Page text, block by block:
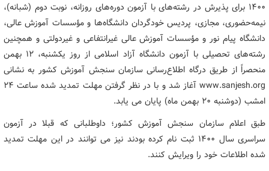
۱۴۰۰ برای پذیرش در رشته‌های با آزمون دوره‌های روزانه، نوبت دوم (شبانه‌)،
نیمه‌حضوری، مجازی، پردیس خودگردان دانشگاه‌ها و مؤسسات‌ آموزش‌ عالی،
دانشگاه‌ پیام‌ نور و مؤسسات‌ آموزش‌ عالی غیرانتفاعی و غیردولتی و همچنین
رشته‌های تحصیلی با آزمون دانشگاه آزاد اسلامی از روز یکشنبه، ۱۲ بهمن
منحصراً از طریق درگاه اطلاع‌رسانی سازمان سنجش آموزش کشور به نشانی
www.sanjesh.org آغاز شد و با در نظر گرفتن مهلت تمدید شده ساعت ۲۴
امشب (دوشنبه ۲۰ بهمن ماه) پایان می یابد.
طبق اعلام سازمان سنجش آموزش کشور؛ داوطلبانی که قبلا در آزمون
سراسری سال ۱۴۰۰ ثبت نام کرده بودند نیز می توانند در این مهلت تمدید
شده اطلاعات خود را ویرایش کنند.